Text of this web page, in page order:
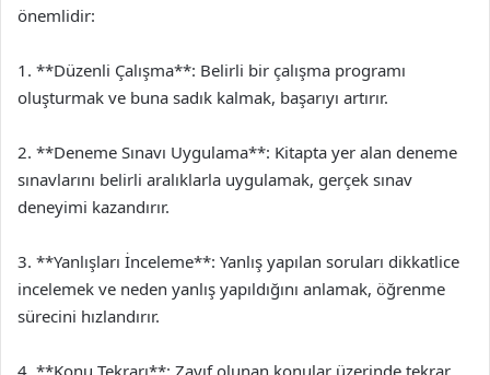
önemlidir:
1. **Düzenli Çalışma**: Belirli bir çalışma programı
oluşturmak ve buna sadık kalmak, başarıyı artırır.
2. **Deneme Sınavı Uygulama**: Kitapta yer alan deneme
sınavlarını belirli aralıklarla uygulamak, gerçek sınav
deneyimi kazandırır.
3. **Yanlışları İnceleme**: Yanlış yapılan soruları dikkatlice
incelemek ve neden yanlış yapıldığını anlamak, öğrenme
sürecini hızlandırır.
4. **Konu Tekrarı**: Zayıf olunan konular üzerinde tekrar